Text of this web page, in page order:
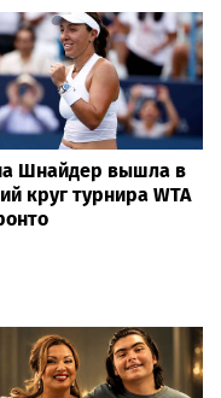
Шнайдер вышла в
круг турнира WTA